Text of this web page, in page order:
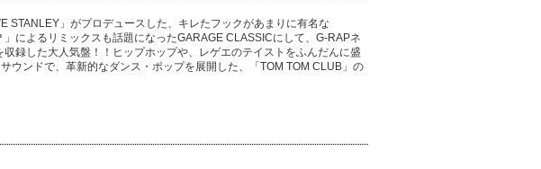
STANLEY」がプロデュースした、キレたフックがあまりに有名な
」によるリミックスも話題になったGARAGE CLASSICにして、G-RAPネ
録した大人気盤！！ヒップホップや、レゲエのテイストをふんだんに盛
ウンドで、革新的なダンス・ポップを展開した、「TOM TOM CLUB」の